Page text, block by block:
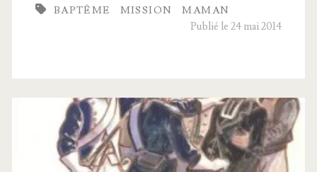
du
BAPTÊME MISSION
MAMAN
Publié le 24 mai 2014